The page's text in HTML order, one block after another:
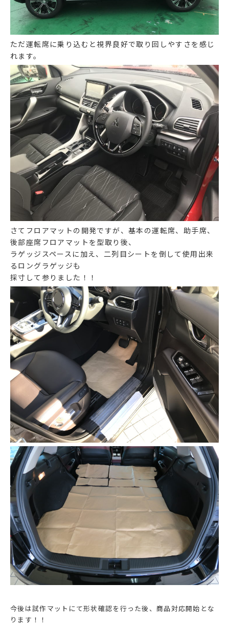
ただ運転席に乗り込むと視界良好で取り回しやすさを感じ
れます。
さてフロアマットの開発ですが、基本の運転席、助手席、
後部座席フロアマットを型取り後、
ラゲッジスペースに加え、二列目シートを倒して使用出来
るロングラゲッジも
採寸して参りました！！
今後は試作マットにて形状確認を行った後、商品対応開始とな
ります！！